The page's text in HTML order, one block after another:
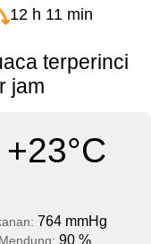
12 h 11 min
terperinci
jam
+23°C
764 mmHg
Mendung: 90 %